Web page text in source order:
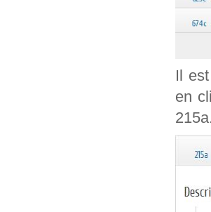
Il
en
215a.